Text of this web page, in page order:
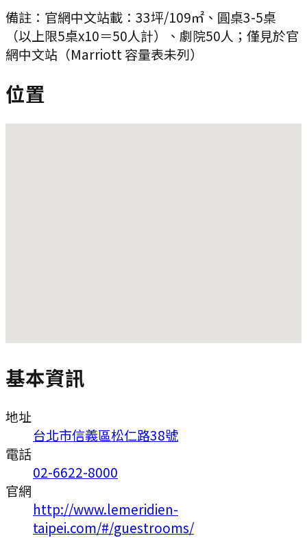
備註： 官網中文站載：33坪/109㎡、圓桌3-5桌
（以上限5桌x10＝50人計）、劇院50人；僅見於官
網中文站（Marriott 容量表未列）
位置
基本資訊
地址
台北市信義區松仁路38號
電話
02-6622-8000
官網
http://www.lemeridien-
taipei.com/#/guestrooms/